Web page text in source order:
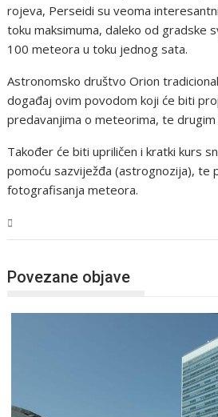
rojeva, Perseidi su veoma
toku maksimuma, daleko od gradske
100 meteora u toku jednog sata.
Astronomsko društvo Orion
događaj ovim povodom koji će biti
predavanjima o meteorima, te
Također će biti upriličen i kratki kurs
pomoću sazviježđa (astrognozija), te
fotografisanja meteora.
Povezane objave